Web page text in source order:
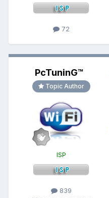
72
PcTuninG™
Topic Author
ISP
839